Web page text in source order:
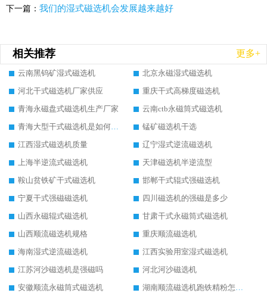
下一篇： 我们的湿式磁选机会发展越来越好
相关推荐 更多+
云南黑钨矿湿式磁选机
北京永磁湿式磁选机
河北干式磁选机厂家供应
重庆干式高梯度磁选机
青海永磁盘式磁选机生产厂家
云南ctb永磁筒式磁选机
青海大型干式磁选机是如何选矿的
锰矿磁选机干选
江西湿式磁选机质量
辽宁湿式逆流磁选机
上海半逆流式磁选机
天津磁选机半逆流型
鞍山贫铁矿干式磁选机
邯郸干式辊式强磁选机
宁夏干式强磁磁选机
四川磁选机的强磁是多少
山西永磁辊式磁选机
甘肃干式永磁筒式磁选机
山西顺流磁选机规格
重庆顺流磁选机
海南湿式逆流磁选机
江西实验用室湿式磁选机
江苏河沙磁选机是强磁吗
河北河沙磁选机
安徽顺流永磁筒式磁选机
湖南顺流磁选机跑铁精粉怎么处理